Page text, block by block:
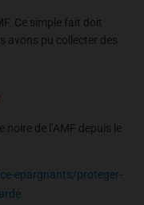
Ce simple fait doit
avons pu collecter des
de l’AMF depuis le
epargnants/proteger-